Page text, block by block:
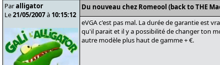
Paralligator
Le21/05/2007à 10:15:12
Du nouveau chez Romeool (back to THE
eVGA c'est pas mal. La durée de garantie est
qu'il parait et il y a possibilité de changer ton
autre modèle plus haut de gamme + €.